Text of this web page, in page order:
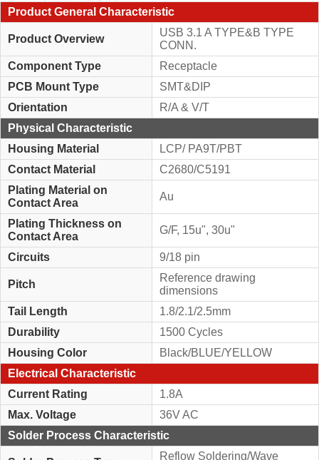
Product General Characteristic
Product Overview
USB 3.1 A TYPE&B TYPE
CONN.
Component Type
Receptacle
PCB Mount Type
SMT&DIP
Orientation
R/A & V/T
Physical Characteristic
Housing Material
LCP/ PA9T/PBT
Contact Material
C2680/C5191
Plating Material on
Contact Area
Au
Plating Thickness on
Contact Area
G/F, 15u", 30u"
Circuits 9/18 pin
Pitch
Reference drawing
dimensions
Tail Length
1.8/2.1/2.5mm
Durability
1500 Cycles
Housing Color
Black/BLUE/YELLOW
Electrical Characteristic
Current Rating
1.8A
Max. Voltage
36V AC
Solder Process Characteristic
Reflow Soldering/Wave